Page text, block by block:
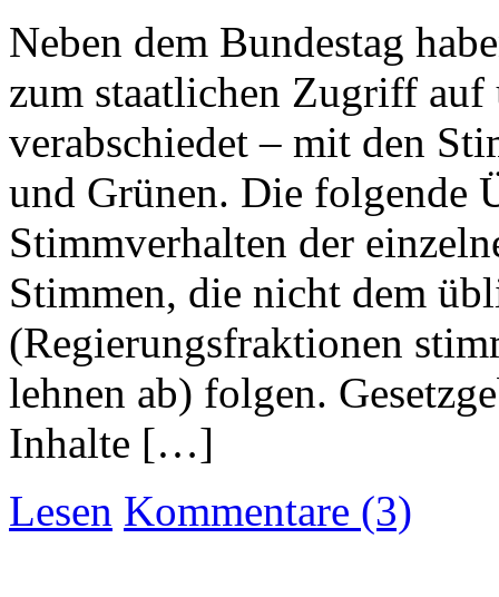
Neben dem Bundestag
zum staatlichen Zugriff auf
verabschiedet – mit den
und Grünen. Die folgende
Stimmverhalten der
Stimmen, die nicht dem
(Regierungsfraktionen
lehnen ab) folgen.
Inhalte […]
Lesen Kommentare (3)